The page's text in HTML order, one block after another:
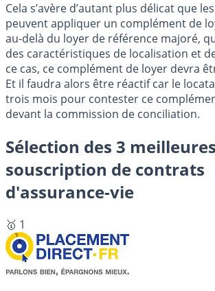
Cela s’avère d’autant plus délicat que
peuvent appliquer un complément de
au-delà du loyer de référence majoré,
des caractéristiques de localisation et
ce cas, ce complément de loyer devra
Et il faudra alors être réactif car le
trois mois pour contester ce
devant la commission de conciliation.
Sélection des 3
souscription de contrats
d'assurance-vie
🥇 1